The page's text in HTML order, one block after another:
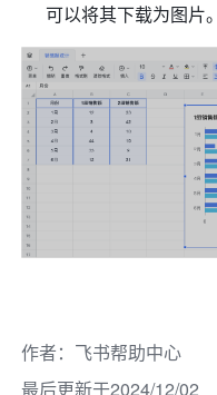
可以将其下载为图片。
作者： 飞书帮助中心
最后更新于2024/12/02